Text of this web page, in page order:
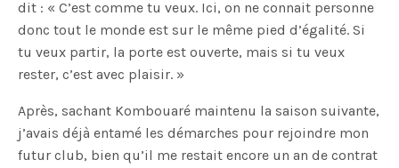
dit : « C’est comme tu veux. Ici, on ne connait personne
donc tout le monde est sur le même pied d’égalité. Si
tu veux partir, la porte est ouverte, mais si tu veux
rester, c’est avec plaisir. »
Après, sachant Kombouaré maintenu la saison suivante,
j’avais déjà entamé les démarches pour rejoindre mon
futur club, bien qu’il me restait encore un an de contrat